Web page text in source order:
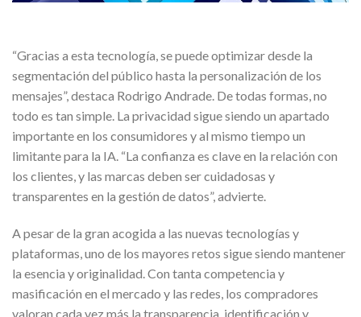
“Gracias a esta tecnología, se puede optimizar desde la
segmentación del público hasta la personalización de los
mensajes”, destaca Rodrigo Andrade. De todas formas, no
todo es tan simple. La privacidad sigue siendo un apartado
importante en los consumidores y al mismo tiempo un
limitante para la IA. “La confianza es clave en la relación con
los clientes, y las marcas deben ser cuidadosas y
transparentes en la gestión de datos”, advierte.
A pesar de la gran acogida a las nuevas tecnologías y
plataformas, uno de los mayores retos sigue siendo mantener
la esencia y originalidad. Con tanta competencia y
masificación en el mercado y las redes, los compradores
valoran cada vez más la transparencia, identificación y